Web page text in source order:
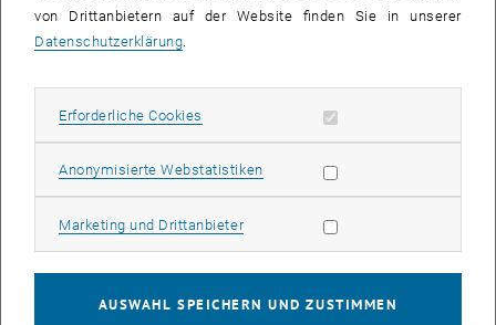
sogenannter alternativer Heilmethoden“, meint Prof. Ulrich Berger,
Vorsitzender der Wiener Skeptikergruppe GkD. „Viele Behauptungen
und darüber wollen wir die Bevölkerung informieren. Schließlich soll
niemand seine Zeit und sein Geld mit wirkungslosem Unfug
verschwenden.“
Wer mehr über die deutschsprachigen Skeptikervereine erfahren
von Drittanbietern auf der Website finden Sie in unserer
Datenschutzerklärung.
Erforderliche Cookies Erforderliche Cookies zulassen
Anonymisierte WebstatistikenStatistik Cookies zulassen
Marketing und DrittanbieterMarketing Cookies zulassen
AUSWAHL SPEICHERN UND ZUSTIMMEN